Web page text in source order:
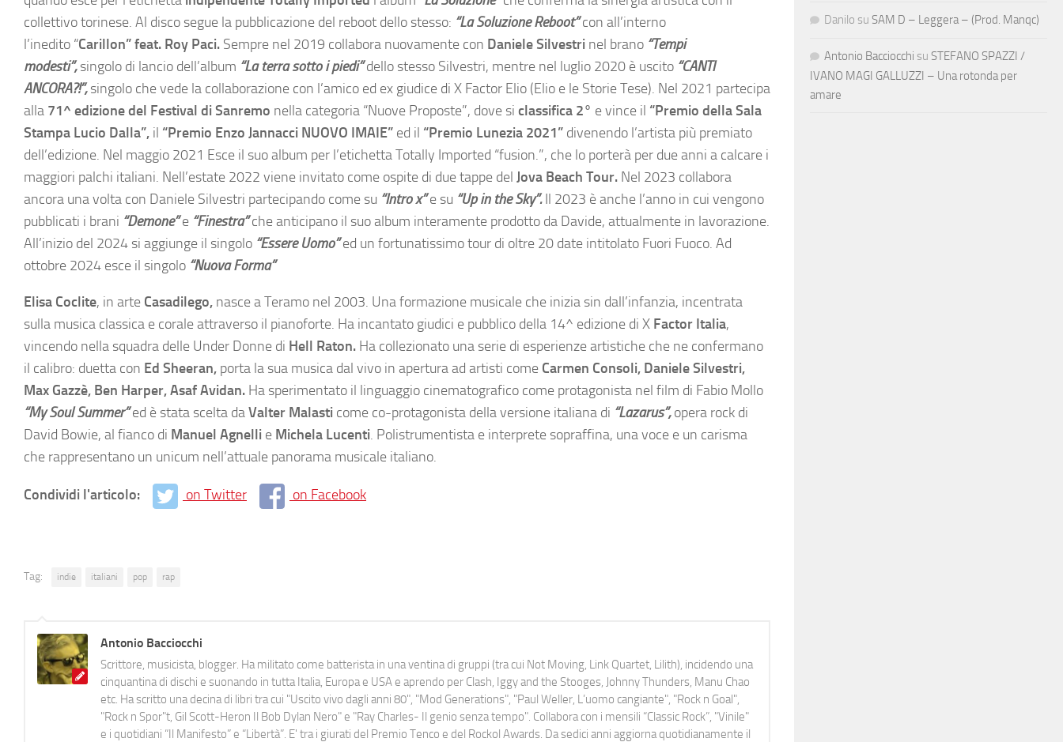
collettivo torinese. Al disco segue la pubblicazione del reboot dello stesso: “La Soluzione Reboot”con all’interno
l’inedito “Carillon” feat. Roy Paci. Sempre nel 2019 collabora nuovamente con Daniele Silvestri nel brano “Tempi
modesti”,singolo di lancio dell’album “La terra sotto i piedi”dello stesso Silvestri, mentre nel luglio 2020 è uscito “CANTI
ANCORA?!”,singolo che vede la collaborazione con l’amico ed ex giudice di X Factor Elio (Elio e le Storie Tese). Nel 2021 partecipa
alla 71^ edizione del Festival di Sanremo nella categoria “Nuove Proposte”, dove si classifica 2° e vince il “Premio della Sala
Stampa Lucio Dalla”, il “Premio Enzo Jannacci NUOVO IMAIE” ed il “Premio Lunezia 2021” divenendo l’artista più premiato
dell’edizione. Nel maggio 2021 Esce il suo album per l’etichetta Totally Imported “fusion.”, che lo porterà per due anni a calcare i
maggiori palchi italiani. Nell’estate 2022 viene invitato come ospite di due tappe del Jova Beach Tour. Nel 2023 collabora
ancora una volta con Daniele Silvestri partecipando come su “Intro x”e su “Up in the Sky”.Il 2023 è anche l’anno in cui vengono
pubblicati i brani “Demone”e “Finestra”che anticipano il suo album interamente prodotto da Davide, attualmente in lavorazione.
All’inizio del 2024 si aggiunge il singolo “Essere Uomo”ed un fortunatissimo tour di oltre 20 date intitolato Fuori Fuoco. Ad
ottobre 2024 esce il singolo “Nuova Forma”
Elisa Coclite, in arte Casadilego, nasce a Teramo nel 2003. Una formazione musicale che inizia sin dall’infanzia, incentrata
sulla musica classica e corale attraverso il pianoforte. Ha incantato giudici e pubblico della 14^ edizione di X Factor Italia,
vincendo nella squadra delle Under Donne di Hell Raton. Ha collezionato una serie di esperienze artistiche che ne confermano
il calibro: duetta con Ed Sheeran, porta la sua musica dal vivo in apertura ad artisti come Carmen Consoli, Daniele Silvestri,
Max Gazzè, Ben Harper, Asaf Avidan. Ha sperimentato il linguaggio cinematografico come protagonista nel film di Fabio Mollo
“My Soul Summer”ed è stata scelta daValter Malasti come co-protagonista della versione italiana di “Lazarus”,opera rock di
David Bowie, al fianco di Manuel Agnelli e Michela Lucenti. Polistrumentista e interprete sopraffina, una voce e un carisma
che rappresentano un unicum nell’attuale panorama musicale italiano.
Condividi l'articolo: on Twitter on Facebook
Tag: indie italiani pop rap
Antonio Bacciocchi
Scrittore, musicista, blogger. Ha militato come batterista in una ventina di gruppi (tra cui Not Moving, Link Quartet, Lilith), incidendo una
cinquantina di dischi e suonando in tutta Italia, Europa e USA e aprendo per Clash, Iggy and the Stooges, Johnny Thunders, Manu Chao
etc. Ha scritto una decina di libri tra cui "Uscito vivo dagli anni 80", "Mod Generations", "Paul Weller, L’uomo cangiante", "Rock n Goal",
"Rock n Spor"t, Gil Scott-Heron Il Bob Dylan Nero" e "Ray Charles- Il genio senza tempo". Collabora con i mensili “Classic Rock”, "Vinile"
e i quotidiani “Il Manifesto” e “Libertà”. E' tra i giurati del Premio Tenco e del Rockol Awards. Da sedici anni aggiorna quotidianamente il
Danilo su SAM D – Leggera – (Prod. Manqc)
Antonio Bacciocchi su STEFANO SPAZZI /
IVANO MAGI GALLUZZI – Una rotonda per
amare